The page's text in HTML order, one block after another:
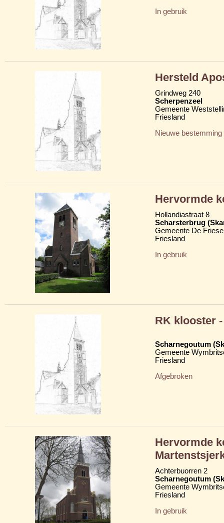
In gebruik
Hersteld
Grindweg 240
Scherpenzeel
Gemeente
Friesland
Nieuwe bestemming
Hervormde
Hollandiastraat 8
Scharsterbrug
Gemeente De
Friesland
In gebruik
RK klooster
Scharnegoutum
Gemeente
Friesland
Afgebroken
Hervormde
Achterbuorren 2
Scharnegoutum
Gemeente
Friesland
In gebruik